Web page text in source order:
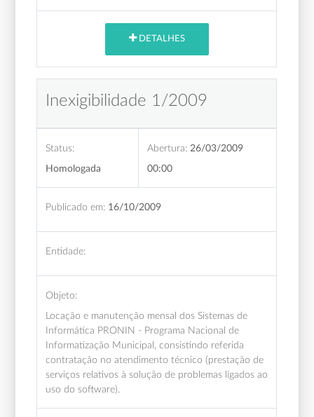
DETALHES
Inexigibilidade 1/2009
Status:
Homologada
Abertura: 26/03/2009
00:00
Publicado em: 16/10/2009
Entidade:
Objeto:
Locação e manutenção mensal dos Sistemas de
Informática PRONIN - Programa Nacional de
Informatização Municipal, consistindo referida
contratação no atendimento técnico (prestação de
serviços relativos à solução de problemas ligados ao
uso do software).